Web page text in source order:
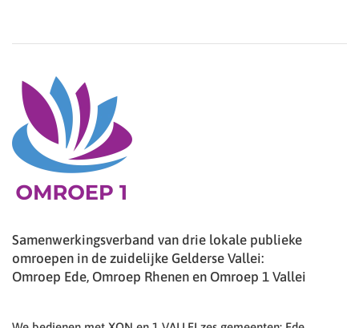
Samenwerkingsverband van drie lokale publieke
omroepen in de zuidelijke Gelderse Vallei:
Omroep Ede, Omroep Rhenen en Omroep 1 Vallei